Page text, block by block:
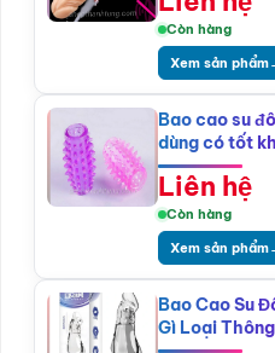
Còn hàng
Xem sản phẩm
Bao cao su
dùng có tốt
Liên hệ
Còn hàng
Xem sản phẩm
Bao Cao Su
Gì Loại